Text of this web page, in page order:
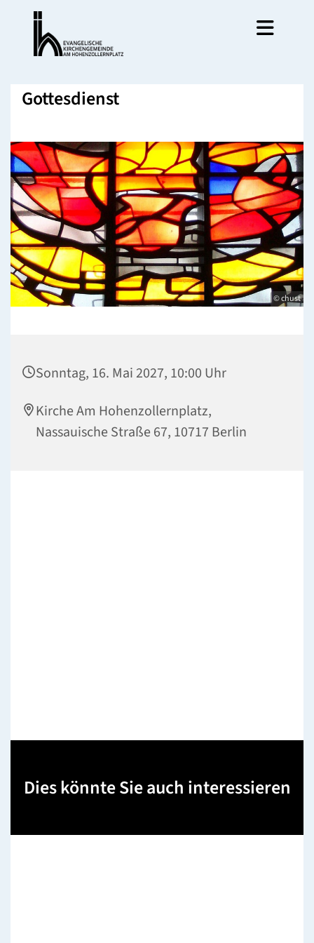
Gottesdienst
© chust
Sonntag, 16. Mai 2027, 10:00 Uhr
Kirche Am Hohenzollernplatz,
Nassauische Straße 67, 10717 Berlin
Dies könnte Sie auch interessieren